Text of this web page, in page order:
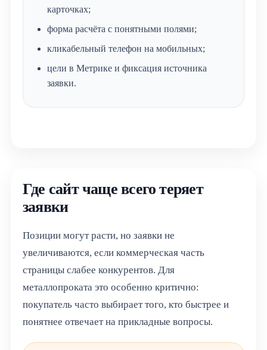
карточках;
форма расчёта с понятными полями;
кликабельный телефон на мобильных;
цели в Метрике и фиксация источника
заявки.
Где сайт чаще всего теряет
заявки
Позиции могут расти, но заявки не
увеличиваются, если коммерческая часть
страницы слабее конкурентов. Для
металлопроката это особенно критично:
покупатель часто выбирает того, кто быстрее и
понятнее отвечает на прикладные вопросы.